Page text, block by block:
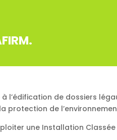
l’édification de dossiers
protection de
une Installation